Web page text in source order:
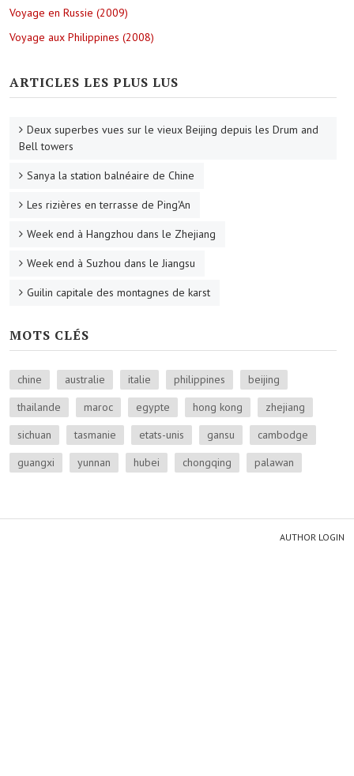
Voyage en Russie (2009)
Voyage aux Philippines (2008)
ARTICLES LES PLUS LUS
Deux superbes vues sur le vieux Beijing depuis les Drum and
Bell towers
Sanya la station balnéaire de Chine
Les rizières en terrasse de Ping'An
Week end à Hangzhou dans le Zhejiang
Week end à Suzhou dans le Jiangsu
Guilin capitale des montagnes de karst
MOTS CLÉS
chine australie italie philippines
beijing
thailande
maroc egypte hong kong
zhejiang
sichuan
tasmanie etats-unis gansu
cambodge
guangxi
yunnan hubei chongqing palawan
AUTHOR LOGIN